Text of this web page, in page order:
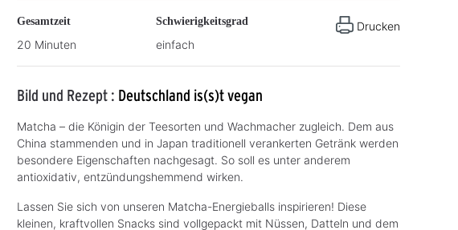
Gesamtzeit
20 Minuten
Schwierigkeitsgrad
einfach
Drucken
Bild und Rezept : Deutschland is(s)t vegan
Matcha – die Königin der Teesorten und Wachmacher zugleich. Dem aus
China stammenden und in Japan traditionell verankerten Getränk werden
besondere Eigenschaften nachgesagt. So soll es unter anderem
antioxidativ, entzündungshemmend wirken.
Lassen Sie sich von unseren Matcha-Energieballs inspirieren! Diese
kleinen, kraftvollen Snacks sind vollgepackt mit Nüssen, Datteln und dem